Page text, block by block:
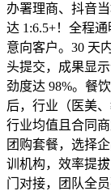
办署理商、抖音
达 1:6.5+！全程
意向客户。30 天
头提交，成果显
劲度达 98%。餐
后，行业（医美
行业均值且合同
团购套餐，选择
训机构，效率提
门对接，团队全